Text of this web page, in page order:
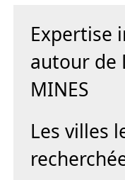
Expertise
autour de
MINES
Les villes